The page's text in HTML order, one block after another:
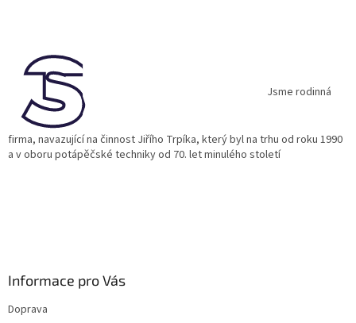
Jsme rodinná
firma, navazující na činnost Jiřího Trpíka, který byl na trhu od roku 1990
a v oboru potápěčské techniky od 70. let minulého století
Informace pro Vás
Doprava